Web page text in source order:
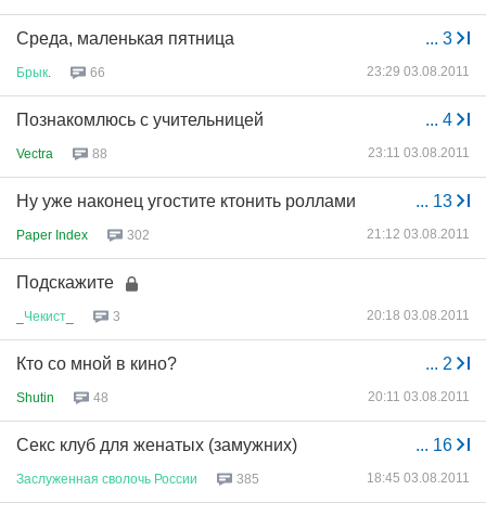
... 3
Среда, маленькая пятница
Брык 66 23:29 03.08.2011
... 4
Познакомлюсь с учительницей
Vectra 88 23:11 03.08.2011
... 13
Ну уже наконец угостите ктонить роллами
Paper Index 302 21:12 03.08.2011
Подскажите
Чекист 3 20:18 03.08.2011
... 2
Кто со мной в кино?
Shutin 48 20:11 03.08.2011
... 16
Секс клуб для женатых (замужних)
Заслуженная сволочь России 385 18:45 03.08.2011